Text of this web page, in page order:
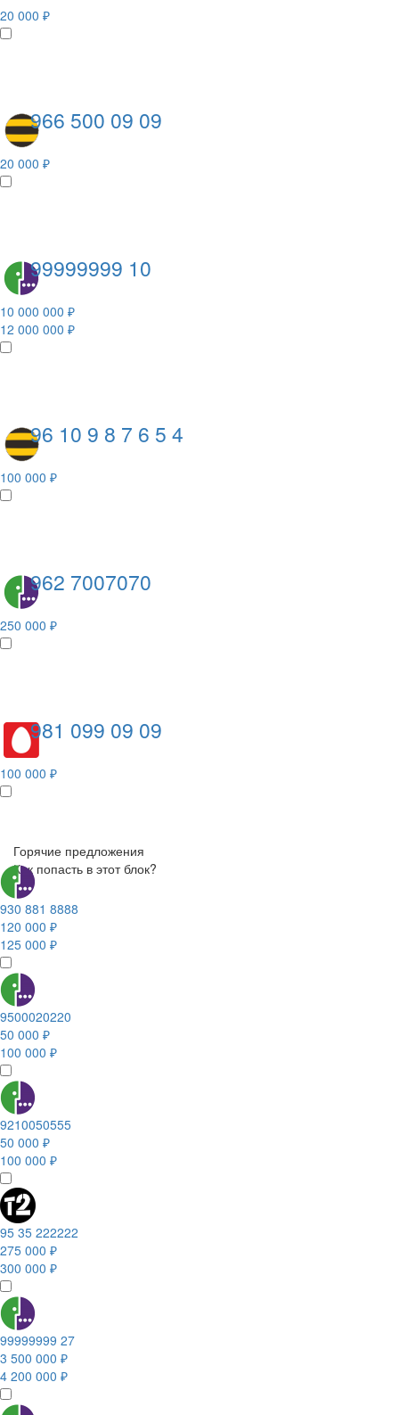
20 000 ₽
966 500 09 09
20 000 ₽
99999999 10
10 000 000 ₽
12 000 000 ₽
96 10 9 8 7 6 5 4
100 000 ₽
962 7007070
250 000 ₽
981 099 09 09
100 000 ₽
Горячие предложения
Как попасть в этот блок?
930 881 8888
120 000 ₽
125 000 ₽
9500020220
50 000 ₽
100 000 ₽
9210050555
50 000 ₽
100 000 ₽
95 35 222222
275 000 ₽
300 000 ₽
99999999 27
3 500 000 ₽
4 200 000 ₽